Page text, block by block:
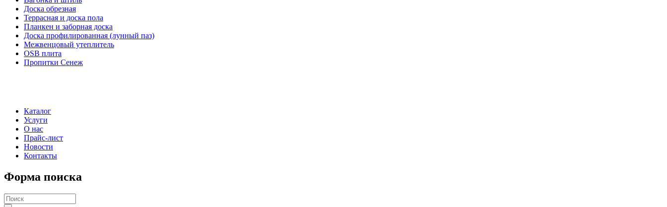
Доска обрезная
Террасная и доска пола
Планкен и заборная доска
Доска профилированная (лунный паз)
Межвенцовый утеплитель
OSB плита
Пропитки Сенеж
Каталог
Услуги
О нас
Прайс-лист
Новости
Контакты
Форма поиска